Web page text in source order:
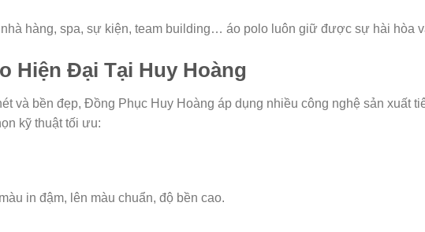
hàng, spa, sự kiện, team building… áo polo luôn giữ được sự hài hòa
Hiện Đại Tại Huy Hoàng
và bền đẹp, Đồng Phục Huy Hoàng áp dụng nhiều công nghệ sản xuất
kỹ thuật tối ưu:
in đậm, lên màu chuẩn, độ bền cao.